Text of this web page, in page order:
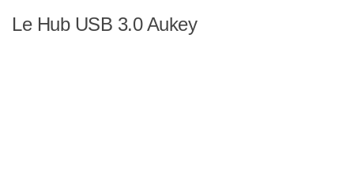
Le Hub USB 3.0 Aukey